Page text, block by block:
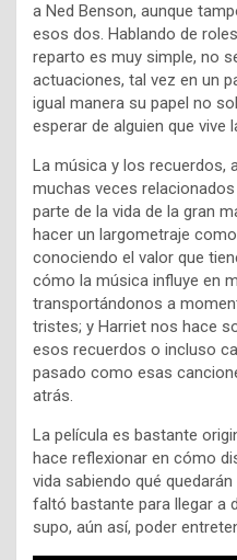
a Ned Benson, aunque
esos dos. Hablando de
reparto es muy simple, no
actuaciones, tal vez en un
igual manera su papel no
esperar de alguien que vive
La música y los recuerdos,
muchas veces
parte de la vida de la gran
hacer un largometraje
conociendo el valor que
cómo la música influye en
transportándonos a
tristes; y Harriet nos hace
esos recuerdos o incluso
pasado como esas
atrás.
La película es bastante
hace reflexionar en cómo
vida sabiendo qué
faltó bastante para llegar a
supo, aún así, poder